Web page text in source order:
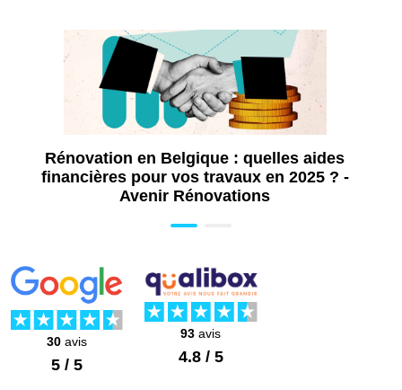
les conditions d’usage
Vérification du ventilateur et des connexions
électriques
Nettoyage de la
bouche de soufflage
Un entretien régulier garantit unfonctionnement
silencieux, sain et durable.
Rénovation en Belgique : quelles aides
financières pour vos travaux en 2025 ? -
Avenir Rénovations
30 avis
5 / 5
93 avis
4.8 / 5